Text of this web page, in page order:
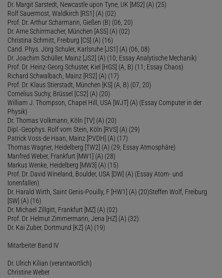
Dr. Margit Sarstedt, Newcastle upon Tyne, UK [MS2] (A) (25)
Rolf Sauermost, Waldkirch [RS1] (A) (02)
Prof. Dr. Arthur Scharmann, Gießen (B) (06, 20)
Dr. Arne Schirrmacher, München [AS5] (A) (02)
Christina Schmitt, Freiburg [CS] (A) (16)
Cand. Phys. Jörg Schuler, Karlsruhe [JS1] (A) (06, 08)
Dr. Joachim Schüller, Mainz [JS2] (A) (10; Essay Analytische Mechanik)
Prof. Dr. Heinz-Georg Schuster, Kiel [HGS] (A, B) (11; Essay Chaos)
Richard Schwalbach, Mainz [RS2] (A) (17)
Prof. Dr. Klaus Stierstadt, München [KS] (A, B) (07, 20)
Cornelius Suchy, Brüssel [CS2] (A) (20)
William J. Thompson, Chapel Hill, USA [WJT] (A) (Essay Computer in der
Physik)
Dr. Thomas Volkmann, Köln [TV] (A) (20)
Dipl.-Geophys. Rolf vom Stein, Köln [RVS] (A) (29)
Patrick Voss-de Haan, Mainz [PVDH] (A) (17)
Thomas Wagner, Heidelberg [TW2] (A) (29; Essay Atmosphäre)
Manfred Weber, Frankfurt [MW1] (A) (28)
Markus Wenke, Heidelberg [MW3] (A) (15)
Prof. Dr. David Wineland, Boulder, USA [DW] (A) (Essay Atom- und
Ionenfallen)
Dr. Harald Wirth, Saint Genis-Pouilly, F [HW1] (A) (20)Steffen Wolf, Freiburg
[SW] (A) (16)
Dr. Michael Zillgitt, Frankfurt [MZ] (A) (02)
Prof. Dr. Helmut Zimmermann, Jena [HZ] (A) (32)
Dr. Kai Zuber, Dortmund [KZ] (A) (19)
Mitarbeiter Band IV
Dr. Ulrich Kilian (verantwortlich)
Christine Weber